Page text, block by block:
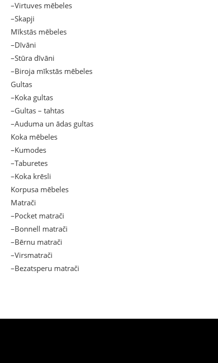
–Virtuves mēbeles
–Skapji
Mīkstās mēbeles
–Dīvāni
–Stūra dīvāni
–Biroja mīkstās mēbeles
Gultas
–Koka gultas
–Gultas – tahtas
–Auduma un ādas gultas
Koka mēbeles
–Kumodes
–Taburetes
–Koka krēsli
Korpusa mēbeles
Matrači
–Pocket matrači
–Bonnell matrači
–Bērnu matrači
–Virsmatrači
–Bezatsperu matrači